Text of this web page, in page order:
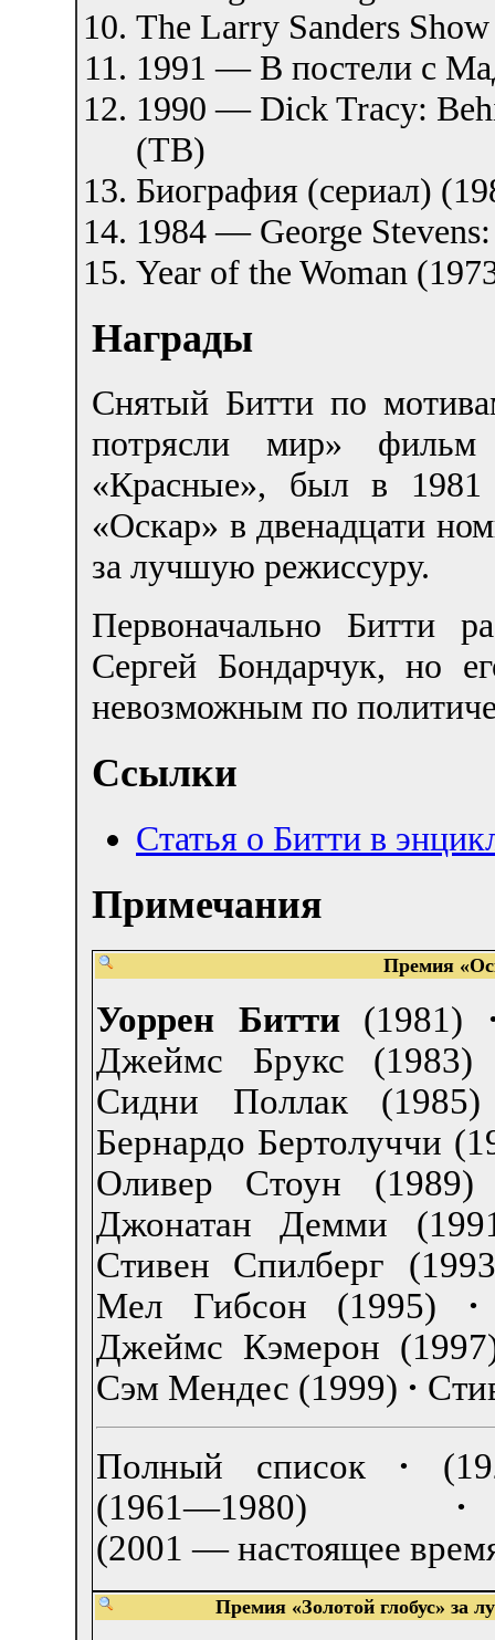
The Larry Sanders
1991 — В постели с
1990 — Dick Tracy:
(ТВ)
Биография (сериал)
1984 — George
Year of the Woman
Награды
Снятый Битти по
потрясли мир» фильм
«Красные», был в
«Оскар» в двенадцати
за лучшую режиссуру.
Первоначально Битти
Сергей Бондарчук, но
невозможным по
Ссылки
Статья о Битти в
Примечания
Премия
Уоррен Битти(1981)
Джеймс Брукс (1983)
Сидни Поллак (1985)
Бернардо Бертолуччи
Оливер Стоун (1989)
Джонатан Демми
Стивен Спилберг
Мел Гибсон (1995) ·
Джеймс Кэмерон
Сэм Мендес (1999) ·
Полный список·
(1961—1980) ·
(2001 — настоящее
Премия «Золотой глобус»